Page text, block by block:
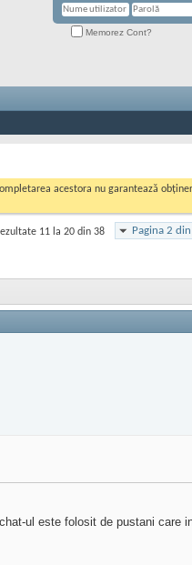
Memorez Cont?
acestora nu garantează
Pagina 2
11 la 20 din 38
ul este folosit de pustani care